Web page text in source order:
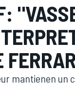
mantienen un